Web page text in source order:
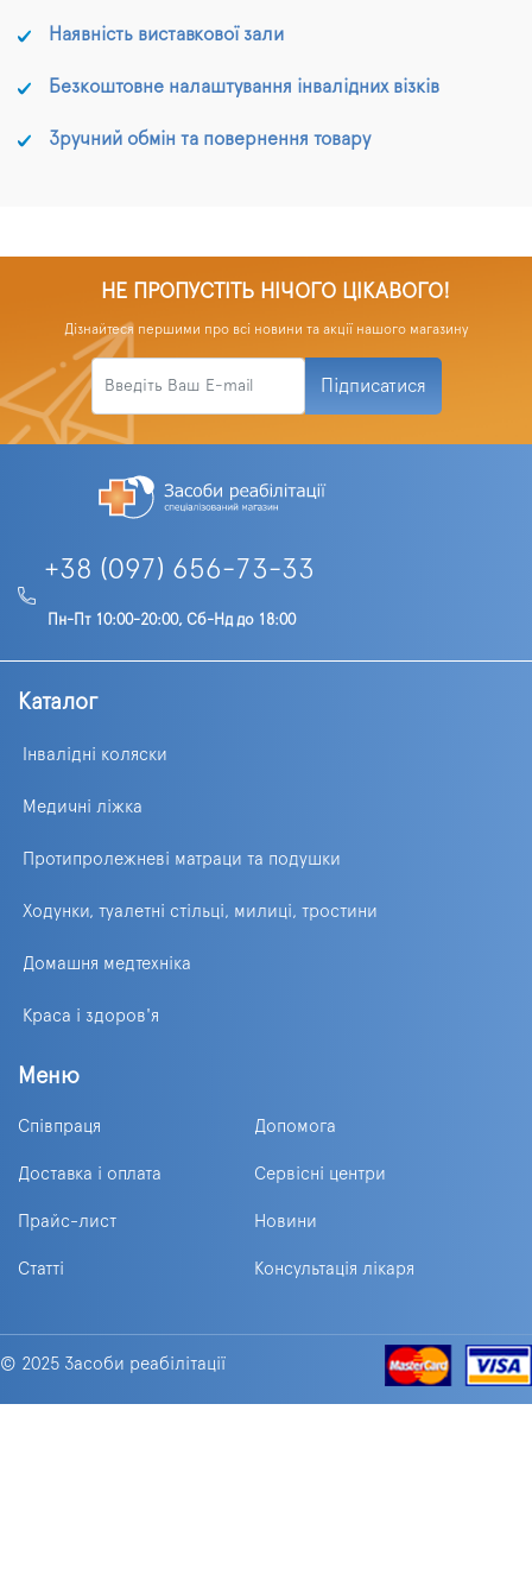
Наявність виставкової зали
Безкоштовне налаштування інвалідних візків
Зручний обмін та повернення товару
НЕ ПРОПУСТІТЬ НІЧОГО ЦІКАВОГО!
Дізнайтеся першими про всі новини та акції нашого магазину
Підписатися
+38 (097) 656-73-33
Пн-Пт 10:00-20:00, Сб-Нд до 18:00
Каталог
Інвалідні коляски
Медичні ліжка
Протипролежневі матраци та подушки
Ходунки, туалетні стільці, милиці, тростини
Домашня медтехніка
Краса і здоров'я
Меню
Співпраця Допомога
Доставка і оплата Сервісні центри
Прайс-лист Новини
Статті Консультація лікаря
© 2025 Засоби реабілітації